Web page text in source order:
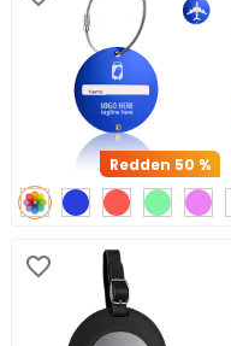
Redden 50 %